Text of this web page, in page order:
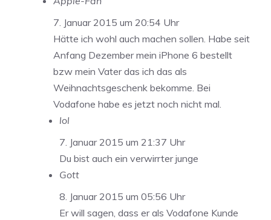
7. Januar 2015 um 20:54 Uhr
Hätte ich wohl auch machen sollen. Habe seit
Anfang Dezember mein iPhone 6 bestellt
bzw mein Vater das ich das als
Weihnachtsgeschenk bekomme. Bei
Vodafone habe es jetzt noch nicht mal.
lol
7. Januar 2015 um 21:37 Uhr
Du bist auch ein verwirrter junge
Gott
8. Januar 2015 um 05:56 Uhr
Er will sagen, dass er als Vodafone Kunde